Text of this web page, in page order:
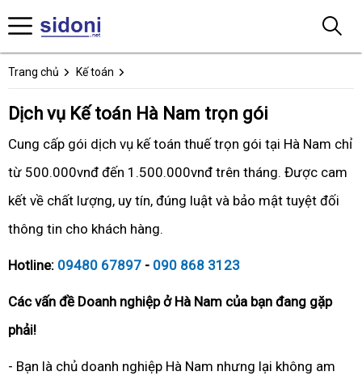
Trang chủ Kế toán
Dịch vụ Kế toán Hà Nam trọn gói
Cung cấp gói dịch vụ kế toán thuế trọn gói tại Hà Nam chỉ
từ 500.000vnđ đến 1.500.000vnđ trên tháng. Được cam
kết về chất lượng, uy tín, đúng luật và bảo mật tuyệt đối
thông tin cho khách hàng.
Hotline: 09480 67897 - 090 868 3123
Các vấn đề Doanh nghiệp ở Hà Nam của bạn đang gặp
phải!
- Bạn là chủ doanh nghiệp Hà Nam nhưng lại không am